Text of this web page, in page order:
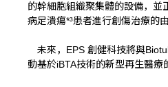
的幹細胞組織聚集體的設備，並
病足潰瘍*³患者進行創傷治療的
未來，EPS 創健科技將與
動基於iBTA技術的新型再生醫療